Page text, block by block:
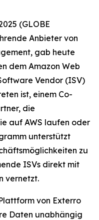
(GLOBE
Anbieter von
gab heute
dem Amazon Web
Vendor (ISV)
ist, einem Co-
die
auf AWS laufen oder
unterstützt
zu
ISVs direkt mit
vernetzt.
von Exterro
Daten unabhängig